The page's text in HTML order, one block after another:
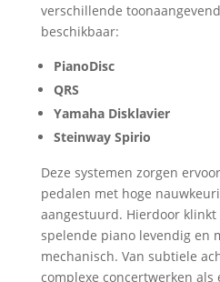
verschillende
beschikbaar:
PianoDisc
QRS
Yamaha Disklavier
Steinway Spirio
Deze systemen zorgen
pedalen met hoge
aangestuurd. Hierdoor
spelende piano levendig en
mechanisch. Van subtiele
complexe concertwerken